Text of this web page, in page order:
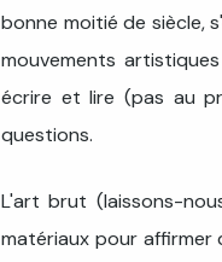
bonne moitié de siècle,
mouvements
écrire et lire (pas au
questions.
L'art brut (laissons-
matériaux pour affirmer